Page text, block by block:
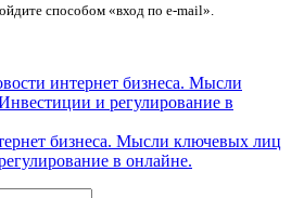
способом «вход по e-mail».
бизнеса. Мысли ключевых лиц
в онлайне.